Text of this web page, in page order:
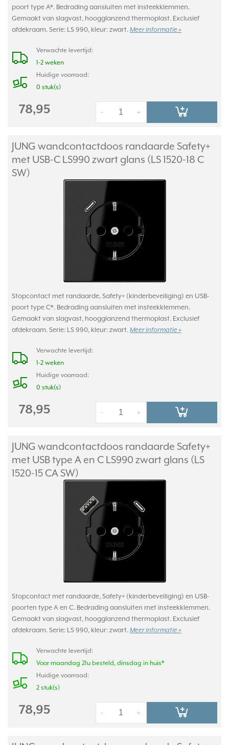
poort type A*. Bedrading aansluiten met insteekklemmen.
Gemaakt van slagvast, hoogglanzend thermoplast. Exclusief
afdekraam. Serie: LS 990, kleur: zwart. Meer informatie »
Verwachte levertijd:
1-2 weken
Huidige voorraad:
0 stuk(s)
78,95 +
-
JUNG wandcontactdoos randaarde Safety+
met USB-C LS990 zwart glans (LS 1520-18 C
SW)
Stopcontact met randaarde, Safety+ (kinderbeveiliging) en USB-
poort type C*. Bedrading aansluiten met insteekklemmen.
Gemaakt van slagvast, hoogglanzend thermoplast. Exclusief
afdekraam. Serie: LS 990, kleur: zwart. Meer informatie »
Verwachte levertijd:
1-2 weken
Huidige voorraad:
0 stuk(s)
78,95 +
-
JUNG wandcontactdoos randaarde Safety+
met USB type A en C LS990 zwart glans (LS
1520-15 CA SW)
Stopcontact met randaarde, Safety+ (kinderbeveiliging) en USB-
poorten type A en C. Bedrading aansluiten met insteekklemmen.
Gemaakt van slagvast, hoogglanzend thermoplast. Exclusief
afdekraam. Serie: LS 990, kleur: zwart. Meer informatie »
Verwachte levertijd:
Voor maandag 21u besteld, dinsdag in huis*
Huidige voorraad:
2 stuk(s)
78,95 +
-